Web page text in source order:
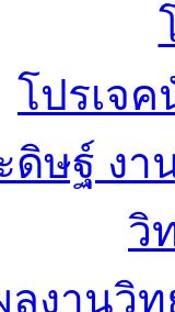
โปรเจ
ดิษฐ์ งา
วิ
ลงานวิ